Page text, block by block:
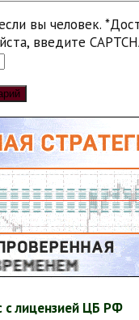
вы человек. *
введите
лицензией ЦБ РФ